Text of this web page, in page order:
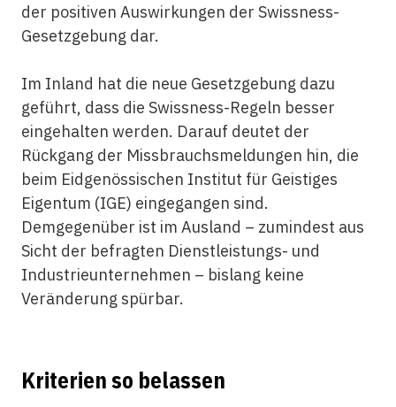
der positiven Auswirkungen der Swissness-
Gesetzgebung dar.
Im Inland hat die neue Gesetzgebung dazu
geführt, dass die Swissness-Regeln besser
eingehalten werden. Darauf deutet der
Rückgang der Missbrauchsmeldungen hin, die
beim Eidgenössischen Institut für Geistiges
Eigentum (IGE) eingegangen sind.
Demgegenüber ist im Ausland – zumindest aus
Sicht der befragten Dienstleistungs- und
Industrieunternehmen – bislang keine
Veränderung spürbar.
Kriterien so belassen